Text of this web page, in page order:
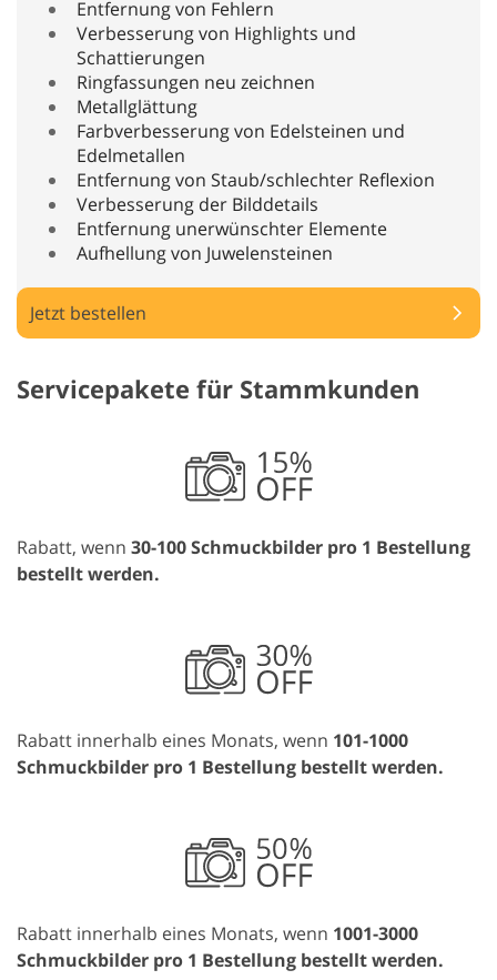
Entfernung von Fehlern
Verbesserung von Highlights und
Schattierungen
Ringfassungen neu zeichnen
Metallglättung
Farbverbesserung von Edelsteinen und
Edelmetallen
Entfernung von Staub/schlechter Reflexion
Verbesserung der Bilddetails
Entfernung unerwünschter Elemente
Aufhellung von Juwelensteinen
Jetzt bestellen
Servicepakete für Stammkunden
Rabatt, wenn 30-100 Schmuckbilder pro 1 Bestellung
bestellt werden.
Rabatt innerhalb eines Monats, wenn 101-1000
Schmuckbilder pro 1 Bestellung bestellt werden.
Rabatt innerhalb eines Monats, wenn 1001-3000
Schmuckbilder pro 1 Bestellung bestellt werden.